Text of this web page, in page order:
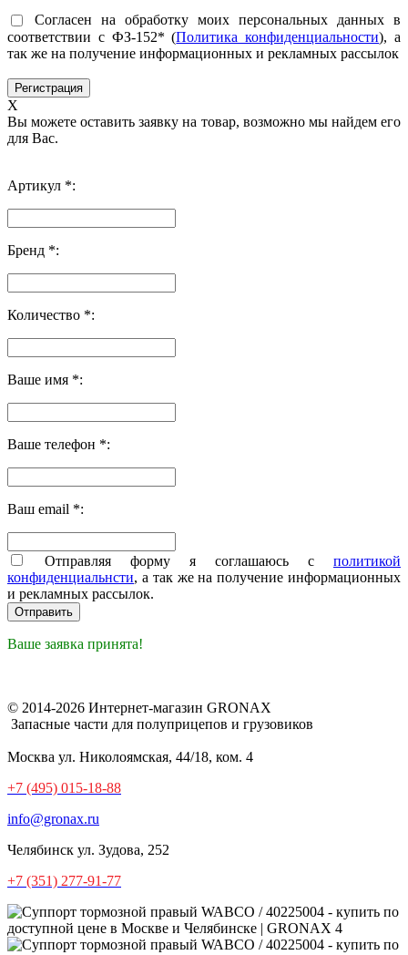
Согласен на обработку моих персональных данных в
соответствии с ФЗ-152* (Политика конфиденциальности), а
так же на получение информационных и рекламных рассылок
X
Вы можете оставить заявку на товар, возможно мы найдем его
для Вас.
Артикул *:
Бренд *:
Количество *:
Ваше имя *:
Ваше телефон *:
Ваш email *:
Отправляя форму я соглашаюсь с политикой
конфиденциальнсти, а так же на получение информационных
и рекламных рассылок.
Ваше заявка принята!
© 2014-2026 Интернет-магазин GRONAX
Запасные части для полуприцепов и грузовиков
Москва ул. Николоямская, 44/18, ком. 4
+7 (495) 015-18-88
info@gronax.ru
Челябинск ул. Зудова, 252
+7 (351) 277-91-77